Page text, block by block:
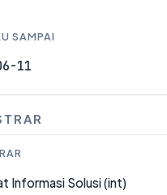
SAMPAI
11
Informasi Solusi (int)